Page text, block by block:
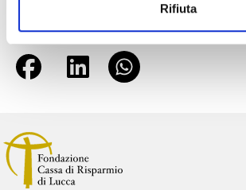
Rifiuta
Condividi su: